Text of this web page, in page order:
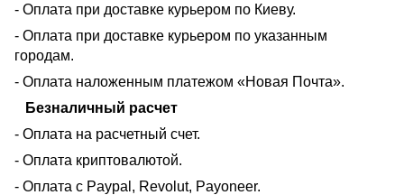
- Оплата при доставке курьером по Киеву.
- Оплата при доставке курьером по указанным
городам.
- Оплата наложенным платежом «Новая Почта».
Безналичный расчет
- Оплата на расчетный счет.
- Оплата криптовалютой.
- Оплата с Paypal, Revolut, Payoneer.